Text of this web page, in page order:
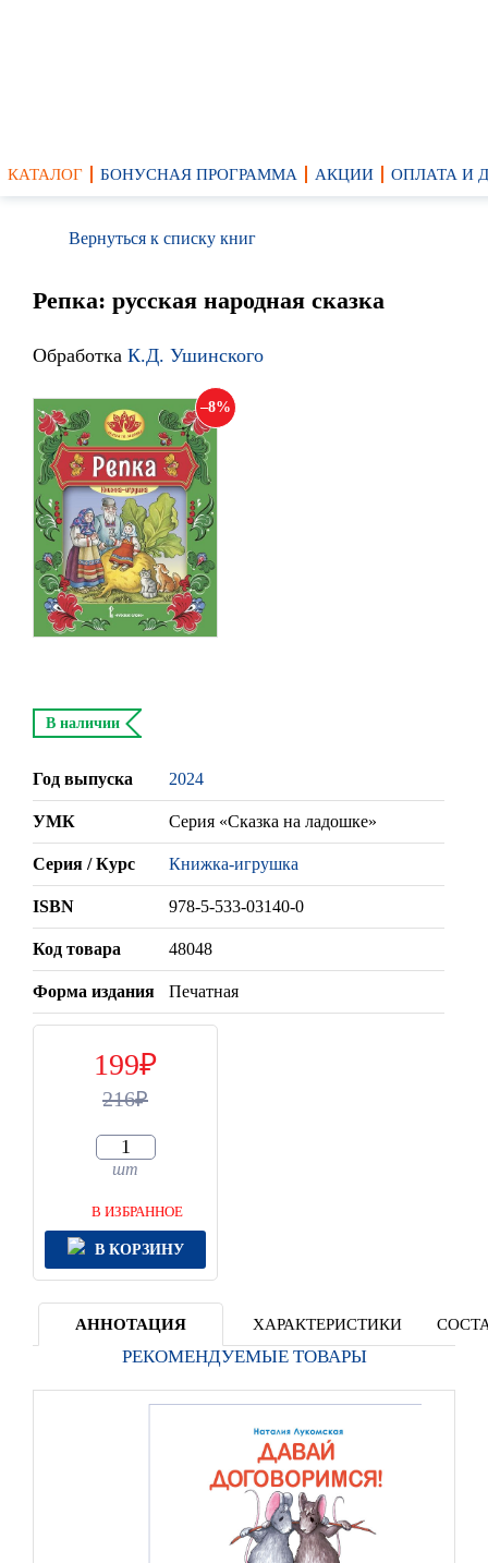
КАТАЛОГ БОНУСНАЯ ПРОГРАММА АКЦИИ ОПЛАТА И
Вернуться к списку книг
Репка: русская народная сказка
Обработка К.Д. Ушинского
8
В наличии
Год выпуска 2024
УМК Серия «Сказка на ладошке»
Серия / Курс Книжка-игрушка
ISBN 978-5-533-03140-0
Код товара 48048
Форма издания Печатная
199
216
шт
В ИЗБРАННОЕ
В КОРЗИНУ
АННОТАЦИЯ ХАРАКТЕРИСТИКИ
РЕКОМЕНДУЕМЫЕ ТОВАРЫ